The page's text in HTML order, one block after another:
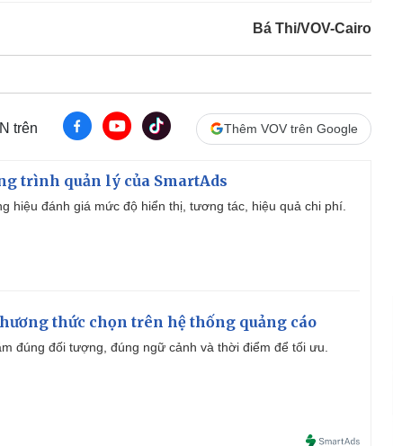
Bá Thi/VOV-Cairo
trên Thêm VOV trên Google
trình quản lý của SmartAds
hiệu đánh giá mức độ hiển thị, tương tác, hiệu quả chi phí.
thức chọn trên hệ thống quảng cáo
đúng đối tượng, đúng ngữ cảnh và thời điểm để tối ưu.